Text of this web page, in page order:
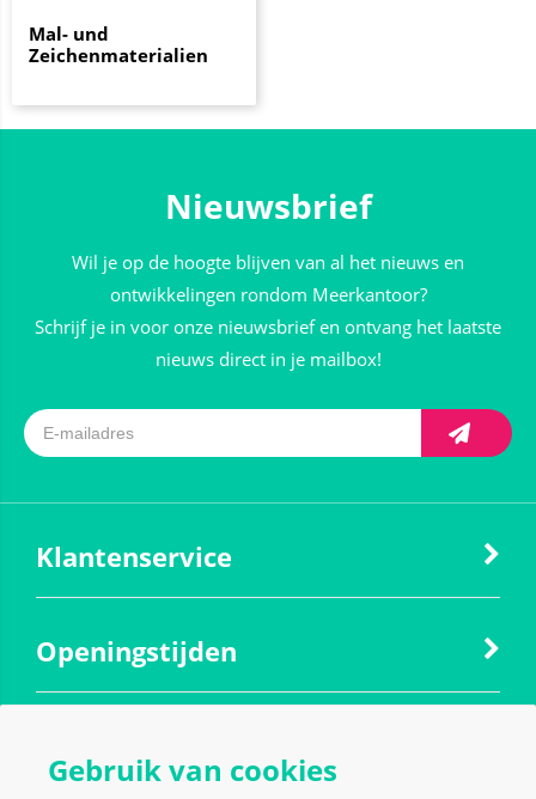
Mal- und
Zeichenmaterialien
Nieuwsbrief
Wil je op de hoogte blijven van al het nieuws en
ontwikkelingen rondom Meerkantoor?
Schrijf je in voor onze nieuwsbrief en ontvang het laatste
nieuws direct in je mailbox!
Klantenservice
Openingstijden
Gebruik van cookies